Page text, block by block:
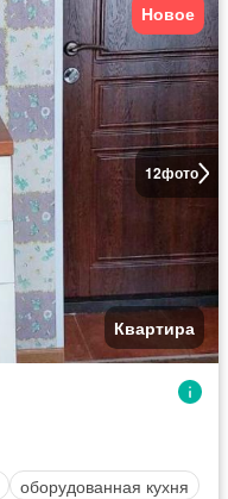
12фото
Новое
Квартира
оборудованная кухня